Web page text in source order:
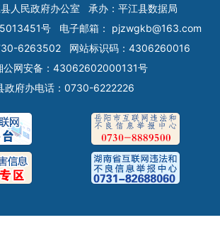
人民政府办公室
承办：平江县数据局
号 电子邮箱： pjzwgkb@163.com
6263502
网站标识码：4306260016
公网安备：43062602000131号
政府办电话：0730-6222226